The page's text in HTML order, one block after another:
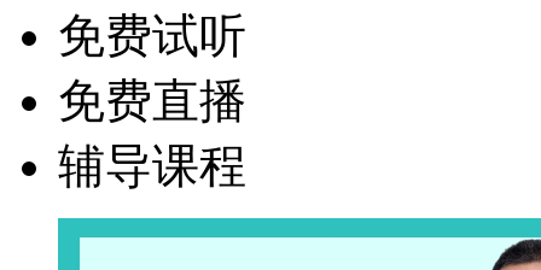
免费试听
免费直播
辅导课程